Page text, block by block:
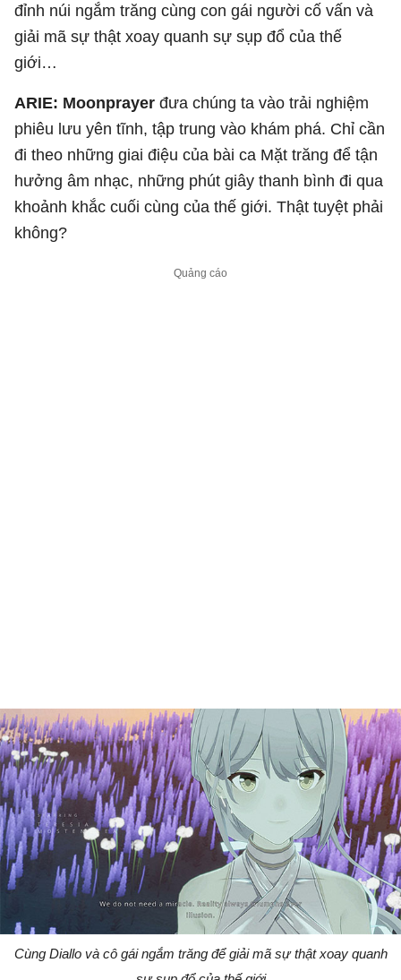
đỉnh núi ngắm trăng cùng con gái người cố vấn và
giải mã sự thật xoay quanh sự sụp đổ của thế
giới…
ARIE: Moonprayer đưa chúng ta vào trải nghiệm
phiêu lưu yên tĩnh, tập trung vào khám phá. Chỉ cần
đi theo những giai điệu của bài ca Mặt trăng để tận
hưởng âm nhạc, những phút giây thanh bình đi qua
khoảnh khắc cuối cùng của thế giới. Thật tuyệt phải
không?
Cùng Diallo và cô gái ngắm trăng để giải mã sự thật xoay quanh